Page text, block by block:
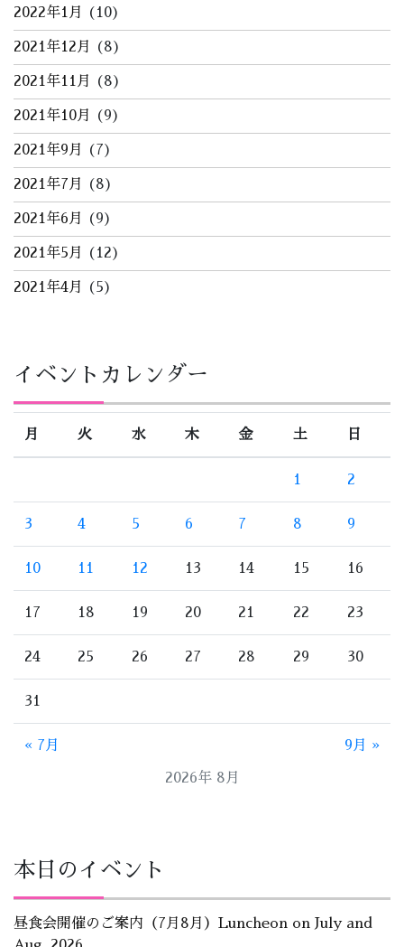
2022年1月 (10)
2021年12月 (8)
2021年11月 (8)
2021年10月 (9)
2021年9月 (7)
2021年7月 (8)
2021年6月 (9)
2021年5月 (12)
2021年4月 (5)
イベントカレンダー
2026年 8月
月 火 水 木 金 土 日
1 2
3 4 5 6 7 8 9
10 11 12 13 14 15 16
17 18 19 20 21 22 23
24 25 26 27 28 29 30
31
« 7月 9月 »
本日のイベント
昼食会開催のご案内（7月8月）Luncheon on July and